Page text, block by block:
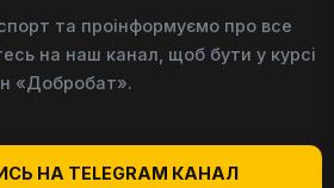
та проінформуємо про все
на наш канал, щоб бути у курсі
«Добробат».
НА TELEGRAM КАНАЛ